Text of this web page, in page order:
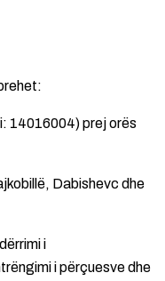
14016004) prej orës
Dabishevc dhe
i
i përçuesve dhe